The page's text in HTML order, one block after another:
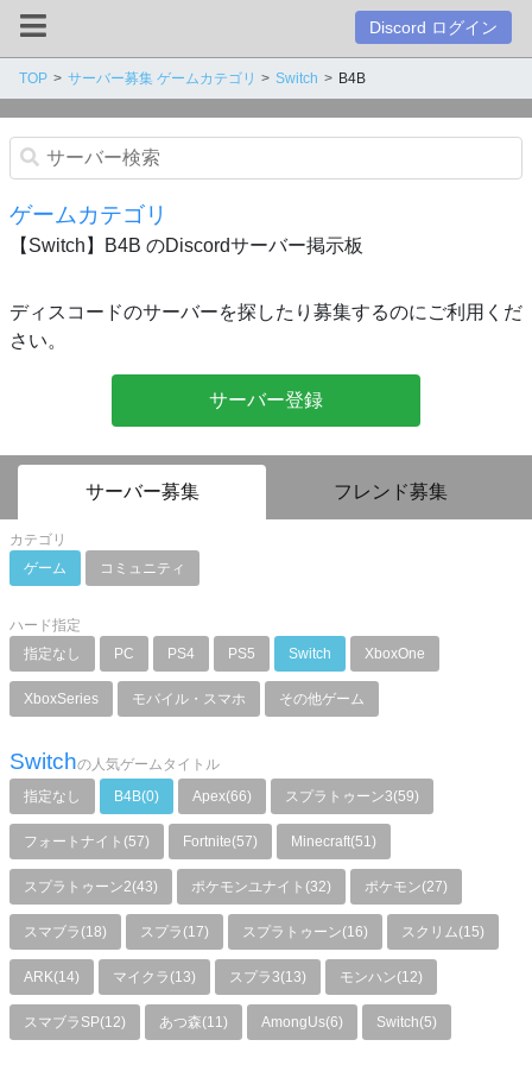
Discord ログイン
TOP サーバー募集 ゲームカテゴリ Switch B4B
ゲームカテゴリ
【Switch】B4B のDiscordサーバー掲示板
ディスコードのサーバーを探したり募集するのにご利用くだ
さい。
サーバー登録
サーバー募集 フレンド募集
カテゴリ
ゲーム
コミュニティ
ハード指定
指定なし
PC PS4 PS5 Switch XboxOne
XboxSeries モバイル・スマホ その他ゲーム
Switchの人気ゲームタイトル
指定なし
B4B(0) Apex(66) スプラトゥーン3(59)
フォートナイト(57) Fortnite(57) Minecraft(51)
スプラトゥーン2(43) ポケモンユナイト(32) ポケモン(27)
スマブラ(18) スプラ(17) スプラトゥーン(16) スクリム(15)
ARK(14) マイクラ(13) スプラ3(13) モンハン(12)
スマブラSP(12) あつ森(11) AmongUs(6) Switch(5)